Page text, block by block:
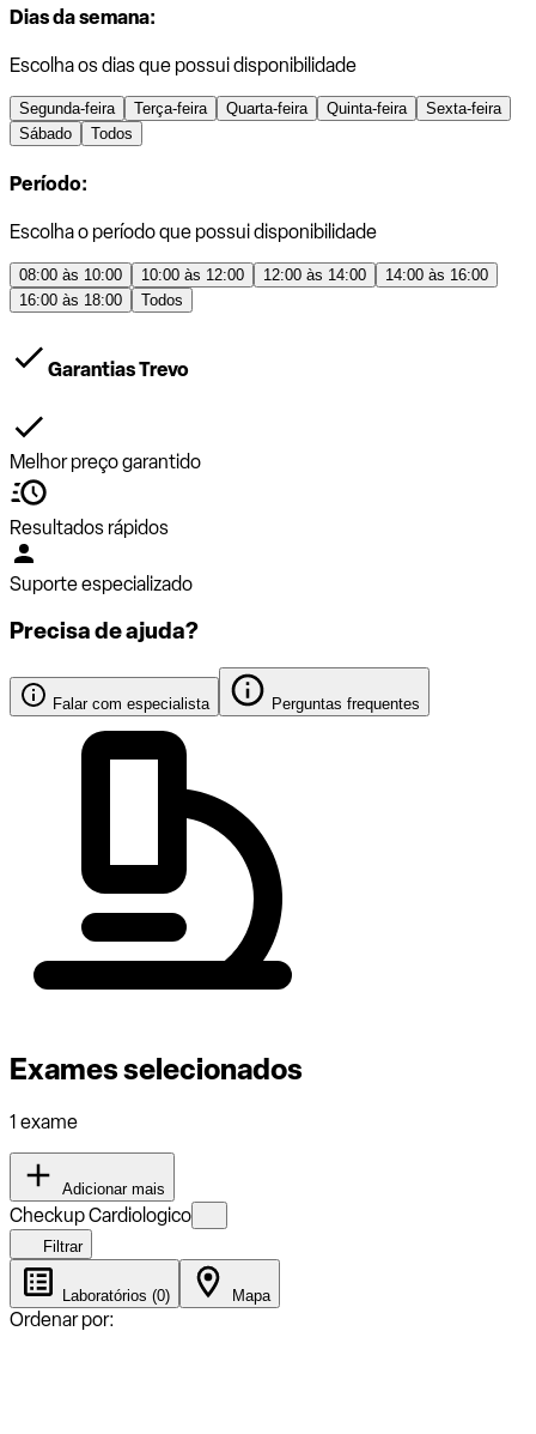
Dias da semana:
Escolha os dias que possui disponibilidade
Segunda-feira Terça-feira Quarta-feira Quinta-feira
Sexta-feira
Sábado
Todos
Período:
Escolha o período que possui disponibilidade
08:00 às 10:00 10:00 às 12:00 12:00 às 14:00
14:00 às 16:00
16:00 às 18:00
Todos
Garantias Trevo
Melhor preço garantido
Resultados rápidos
Suporte especializado
Precisa de ajuda?
Falar com especialista Perguntas frequentes
Exames selecionados
1 exame
Adicionar mais
Checkup Cardiologico
Filtrar
Laboratórios (0) Mapa
Ordenar por: